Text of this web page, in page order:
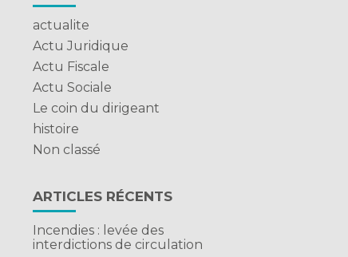
actualite
Actu Juridique
Actu Fiscale
Actu Sociale
Le coin du dirigeant
histoire
Non classé
ARTICLES RÉCENTS
Incendies : levée des
interdictions de circulation